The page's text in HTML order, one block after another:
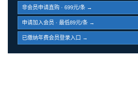
非会员申请直购 · 699元/条 →
申请加入会员 · 最低89元/条 →
已缴纳年费会员登录入口 →